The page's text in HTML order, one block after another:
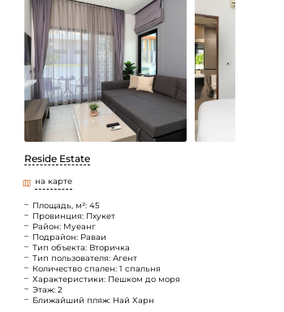
Reside Estate
на карте
Площадь, м²: 45
Провинция: Пхукет
Район: Муеанг
Подрайон: Раваи
Тип объекта: Вторичка
Тип пользователя: Агент
Количество спален: 1 спальня
Характеристики: Пешком до моря
Этаж: 2
Ближайший пляж: Най Харн